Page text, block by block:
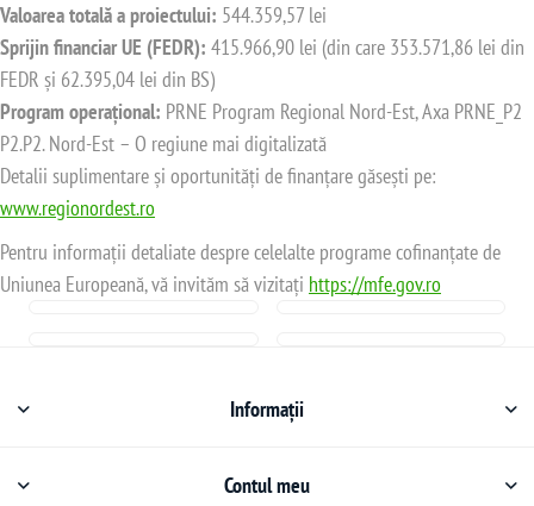
Valoarea totală a proiectului: 544.359,57 lei
Sprijin financiar UE (FEDR): 415.966,90 lei (din care 353.571,86 lei din
FEDR și 62.395,04 lei din BS)
Program operațional: PRNE Program Regional Nord-Est, Axa PRNE_P2
P2.P2. Nord-Est – O regiune mai digitalizată
Detalii suplimentare și oportunități de finanțare găsești pe:
www.regionordest.ro
Pentru informații detaliate despre celelalte programe cofinanțate de
Uniunea Europeană, vă invităm să vizitați https://mfe.gov.ro
Informații
Contul meu